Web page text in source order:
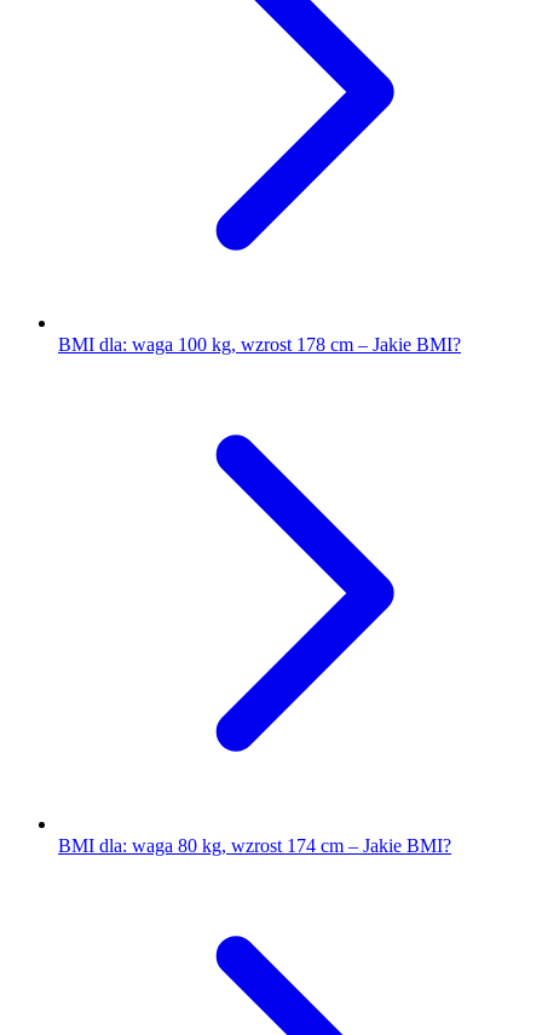
BMI dla: waga 100 kg, wzrost 178 cm – Jakie BMI?
BMI dla: waga 80 kg, wzrost 174 cm – Jakie BMI?